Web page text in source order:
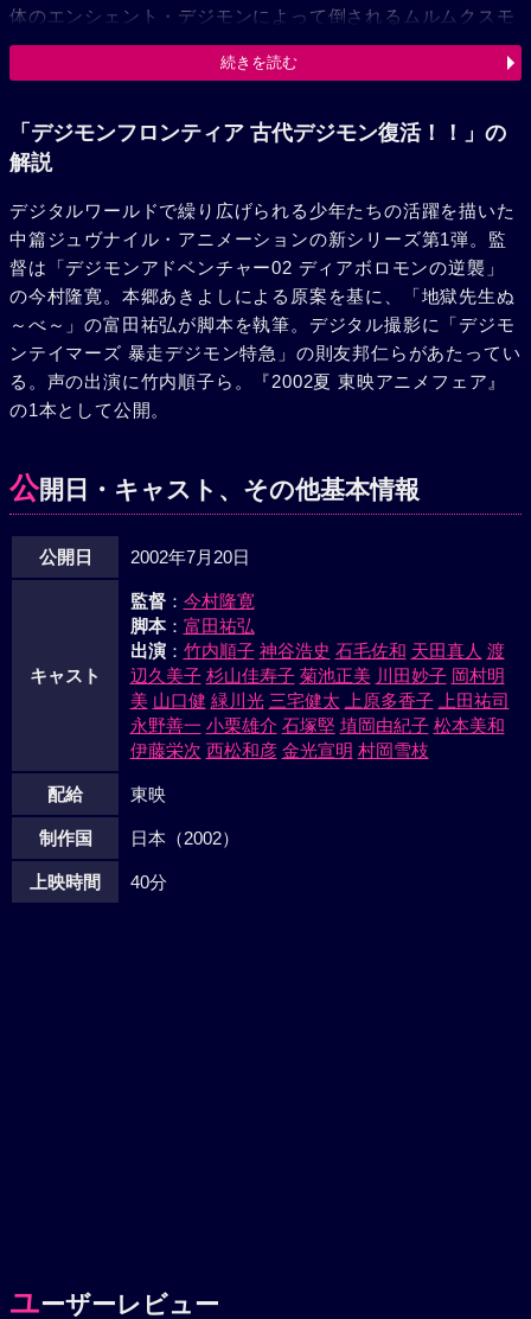
体のエンシェント・デジモンによって倒されるムルムクスモ
ンとオニスモン。こうして、島には平和が戻り、拓也たちは
再び崩壊したデジタルワールドを救うための冒険へと旅立つ
続きを読む
「デジモンフロンティア 古代デジモン復活！！」の
解説
デジタルワールドで繰り広げられる少年たちの活躍を描いた
中篇ジュヴナイル・アニメーションの新シリーズ第1弾。監
督は「デジモンアドベンチャー02 ディアボロモンの逆襲」
の今村隆寛。本郷あきよしによる原案を基に、「地獄先生ぬ
～べ～」の富田祐弘が脚本を執筆。デジタル撮影に「デジモ
ンテイマーズ 暴走デジモン特急」の則友邦仁らがあたってい
る。声の出演に竹内順子ら。『2002夏 東映アニメフェア』
の1本として公開。
公開日・キャスト、その他基本情報
公開日 2002年7月20日
キャスト
監督： 今村隆寛
脚本： 富田祐弘
出演： 竹内順子 神谷浩史 石毛佐和 天田真人 渡
辺久美子 杉山佳寿子 菊池正美 川田妙子 岡村明
美 山口健 緑川光 三宅健太 上原多香子
上田祐司
永野善一 小栗雄介 石塚堅 埴岡由紀子 松本美和
伊藤栄次 西松和彦 金光宣明 村岡雪枝
配給 東映
制作国 日本（2002）
上映時間 40分
ユーザーレビュー